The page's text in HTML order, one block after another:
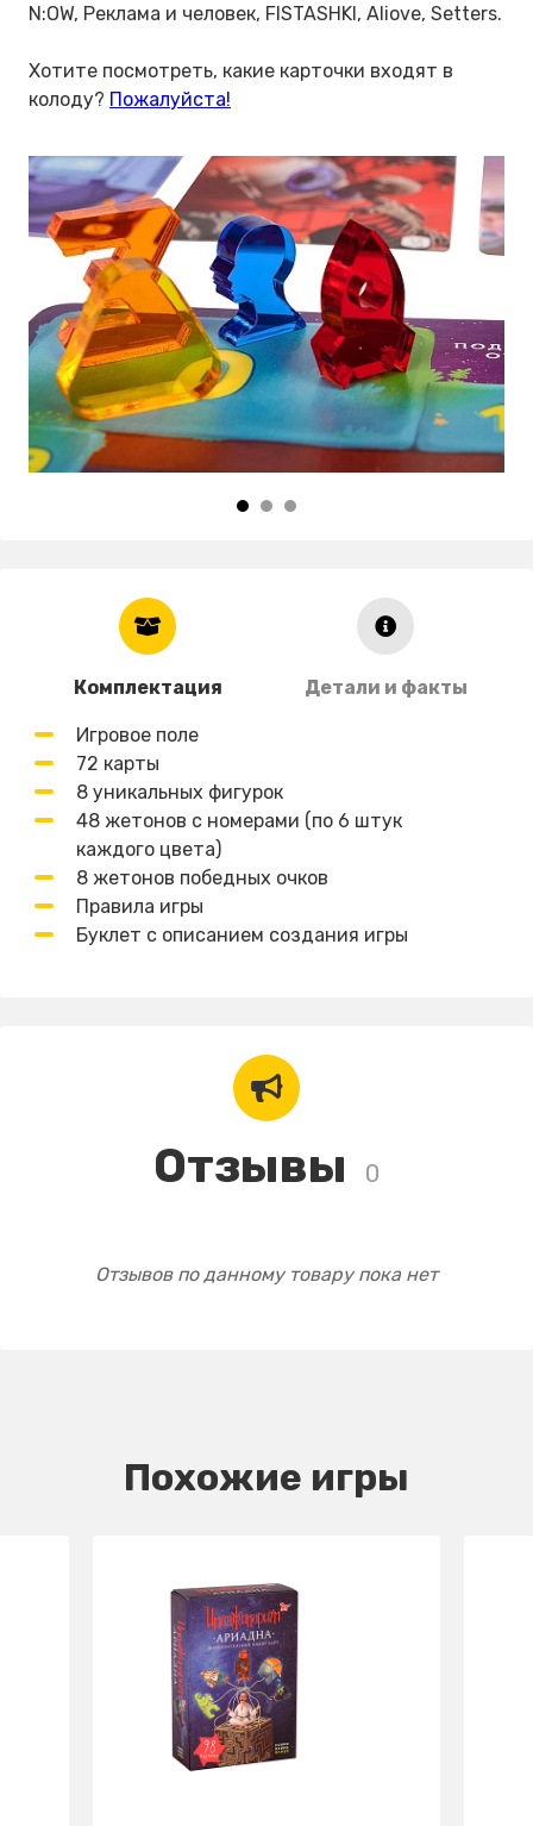
N:OW, Реклама и человек, FISTASHKI, Aliove, Setters.
Хотите посмотреть, какие карточки входят в
колоду? Пожалуйста!
Комплектация Детали и факты
Игровое поле
72 карты
8 уникальных фигурок
48 жетонов c номерами (по 6 штук
каждого цвета)
8 жетонов победных очков
Правила игры
Буклет с описанием создания игры
Отзывы 0
Отзывов по данному товару пока нет
Похожие игры